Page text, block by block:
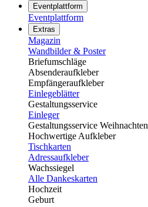
Eventplattform
Eventplattform
Extras
Magazin
Wandbilder & Poster
Briefumschläge
Absenderaufkleber
Empfängeraufkleber
Einlegeblätter
Gestaltungsservice
Einleger
Gestaltungsservice Weihnachten
Hochwertige Aufkleber
Tischkarten
Adressaufkleber
Wachssiegel
Alle Dankeskarten
Hochzeit
Geburt